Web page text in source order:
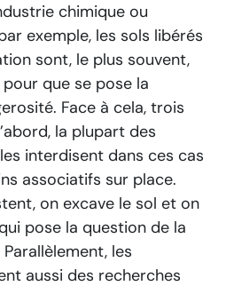
chimique ou
exemple, les sols libérés
sont, le plus souvent,
que se pose la
Face à cela, trois
la plupart des
interdisent dans ces cas
associatifs sur place.
on excave le sol et on
pose la question de la
les
aussi des recherches